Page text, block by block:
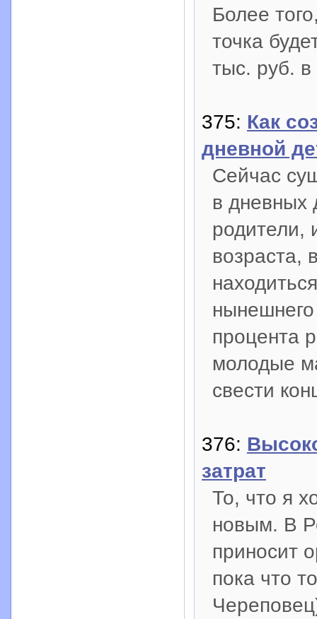
Более
точка
тыс. руб. в
375: Как
дневной
Сейчас
в дневных
родители,
возраста,
нынешнего
процента
молодые
свести
376:
затрат
То, что я
новым. В
приносит
пока что